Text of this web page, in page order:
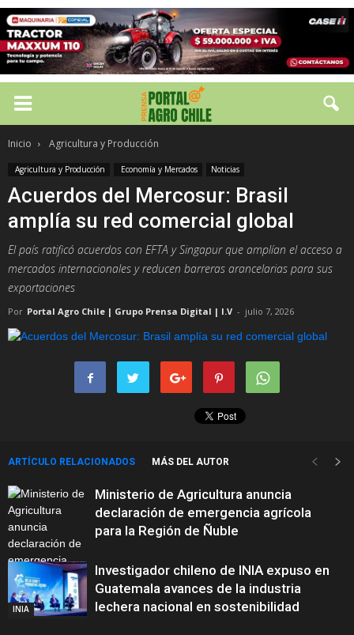
Inicio Agricultura y Producción
Agricultura y Producción Economía y Mercados Noticias
Acuerdos del Mercosur: Brasil
amplía su red comercial global
El país ratificó acuerdos con EFTA y Singapur que amplían el acceso a
mercados internacionales y reducen barreras arancelarias para sus
exportaciones
Por Portal Agro Chile | Grupo Prensa Digital | I.V - julio 7, 2026
ARTÍCULO RELACIONADOS MÁS DEL AUTOR
Agricultura y
Producción
Ministerio de Agricultura anuncia
declaración de emergencia agrícola
para la Región de Ñuble
INIA
Investigador chileno de INIA expuso en
Guatemala avances de la industria
lechera nacional en sostenibilidad